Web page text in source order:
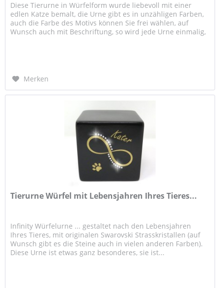
Diese Tierurne in Würfelform wurde liebevoll mit einer
edlen Katze bemalt, die Urne gibt es in unzähligen Farben,
auch die Farbe des Motivs können Sie frei wählen, auf
Wunsch auch mit Beschriftung, so wird jede Urne einmalig,
Merken
Tierurne Würfel mit Lebensjahren Ihres Tieres...
Infinity Würfelurne ... gestaltet nach den Lebensjahren
Ihres Tieres, mit originalen Swarovski Strasskristallen (auf
Wunsch gibt es die Steine auch in vielen anderen Farben).
Diese Urne ist etwas ganz besonderes, sie ist...